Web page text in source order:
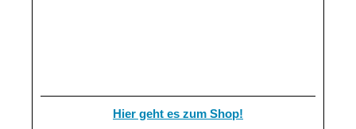
Hier geht es zum Shop!